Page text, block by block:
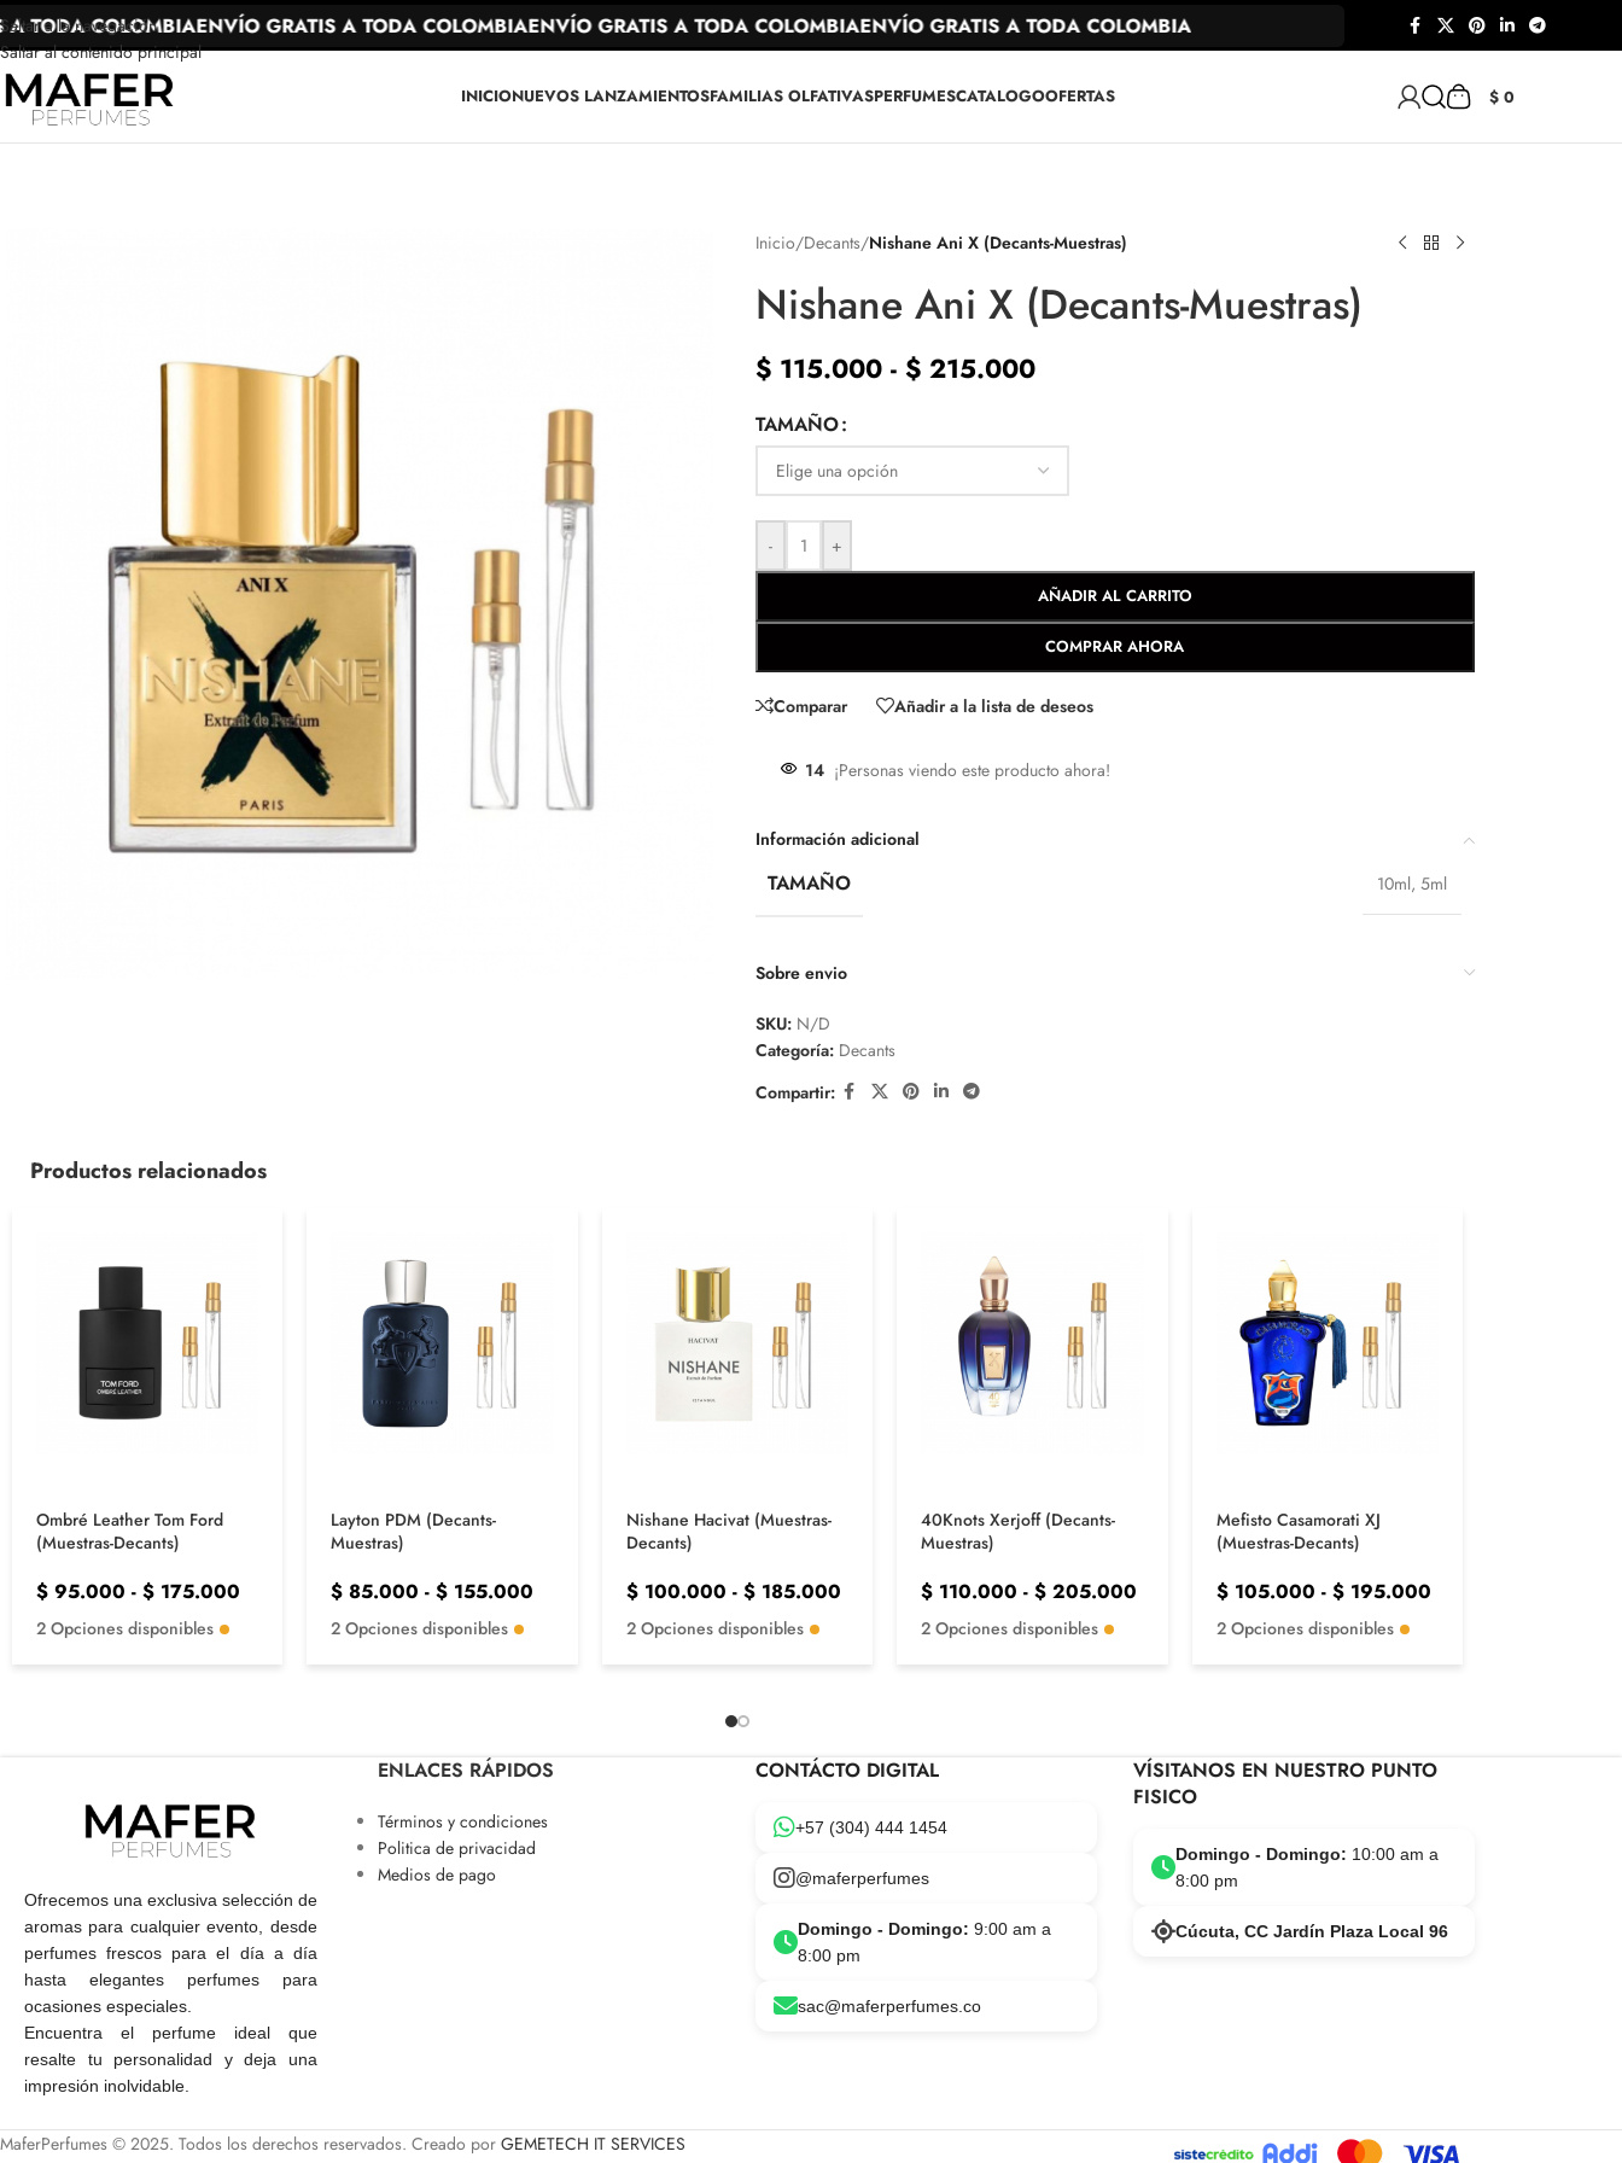
Saltar a la navegación
Saltar al contenido principal
COLOMBIAENVÍO GRATIS A TODA COLOMBIAENVÍO GRATIS A TODA COLOMBIAENVÍO GRATIS A TODA COLOMBIA
INICIONUEVOS LANZAMIENTOSFAMILIAS OLFATIVASPERFUMESCATALOGOOFERTAS $0
Inicio/Decants/Nishane Ani X (Decants-Muestras)
Nishane Ani X (Decants-Muestras)
$115.000 - $215.000
TAMAÑO
- +
AÑADIR AL CARRITO
COMPRAR AHORA
Comparar Añadir a la lista de deseos
14 ¡Personas viendo este producto ahora!
Información adicional
TAMAÑO 10ml, 5ml
Sobre envio
SKU: N/D
Categoría: Decants
Compartir:
Productos relacionados
Ombré Leather Tom Ford
(Muestras-Decants)
$ 95.000 - $ 175.000
2 Opciones disponibles
Layton PDM (Decants-
Muestras)
$ 85.000 - $ 155.000
2 Opciones disponibles
Nishane Hacivat (Muestras-
Decants)
$100.000 - $185.000
2 Opciones disponibles
40Knots Xerjoff (Decants-
Muestras)
$ 110.000 - $ 205.000
2 Opciones disponibles
Mefisto Casamorati XJ
(Muestras-Decants)
$105.000 - $195.000
2 Opciones disponibles
Ofrecemos una exclusiva selección de
aromas para cualquier evento, desde
perfumes frescos para el día a día
hasta elegantes perfumes para
ocasiones especiales.
Encuentra el perfume ideal que
resalte tu personalidad y deja una
impresión inolvidable.
ENLACES RÁPIDOS
Términos y condiciones
Politica de privacidad
Medios de pago
CONTÁCTO DIGITAL
+57 (304) 444 1454
@maferperfumes
Domingo - Domingo: 9:00 am a
8:00 pm
sac@maferperfumes.co
VÍSITANOS EN NUESTRO PUNTO
FISICO
Domingo - Domingo: 10:00 am a
8:00 pm
Cúcuta, CC Jardín Plaza Local 96
MaferPerfumes © 2025. Todos los derechos reservados. Creado por GEMETECH IT SERVICES